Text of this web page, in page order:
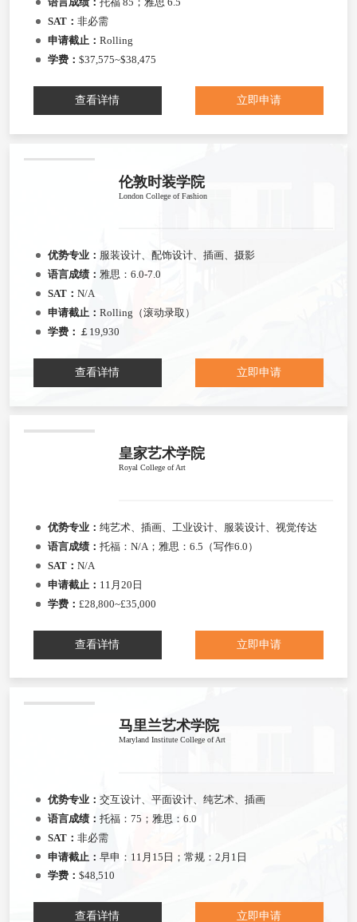
SAT： 非必需
申请截止： Rolling
学费： $37,575~$38,475
查看详情 立即申请
伦敦时装学院
London College of Fashion
优势专业： 服装设计、配饰设计、插画、摄影
语言成绩： 雅思：6.0-7.0
SAT： N/A
申请截止： Rolling（滚动录取）
学费： ￡19,930
查看详情 立即申请
皇家艺术学院
Royal College of Art
优势专业： 纯艺术、插画、工业设计、服装设计、视觉传达
语言成绩： 托福：N/A；雅思：6.5（写作6.0）
SAT： N/A
申请截止： 11月20日
学费： £28,800~£35,000
查看详情 立即申请
马里兰艺术学院
Maryland Institute College of Art
优势专业： 交互设计、平面设计、纯艺术、插画
语言成绩： 托福：75；雅思：6.0
SAT： 非必需
申请截止： 早申：11月15日；常规：2月1日
学费： $48,510
查看详情 立即申请